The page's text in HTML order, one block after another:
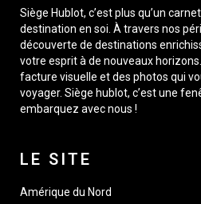
Siège Hublot, c’est plus qu’un
destination en soi. À travers nos
découverte de destinations
votre esprit à de nouveaux
facture visuelle et des photos qui
voyager. Siège hublot, c’est une
embarquez avec nous !
LE SITE
Amérique du Nord